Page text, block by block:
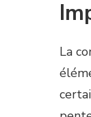
La